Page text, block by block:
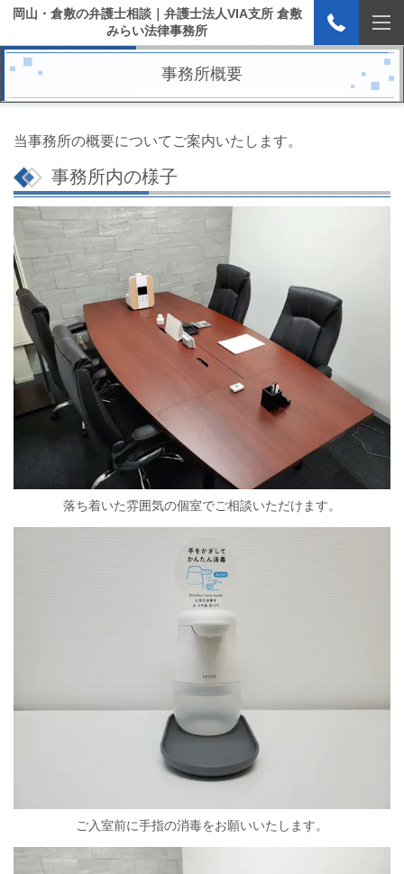
岡山・倉敷の弁護士相談｜弁護士法人VIA支所 倉敷
みらい法律事務所
事務所概要
当事務所の概要についてご案内いたします。
事務所内の様子
落ち着いた雰囲気の個室でご相談いただけます。
ご入室前に手指の消毒をお願いいたします。